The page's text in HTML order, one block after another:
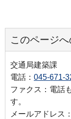
このページ
交通局建築課
電話： 045-671-
ファクス：電話
す。
メールアドレス：